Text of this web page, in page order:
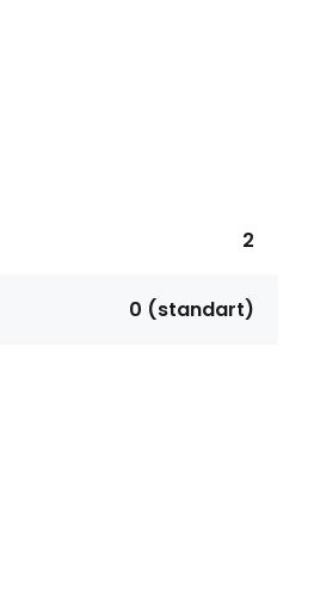
2
0 (standart)